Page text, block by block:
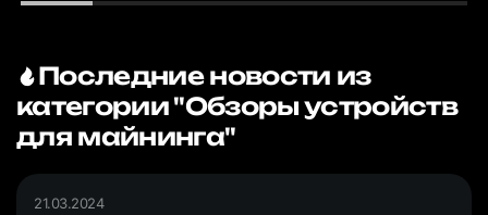
Последние новости из
категории "Обзоры устройств
для майнинга"
21.03.2024